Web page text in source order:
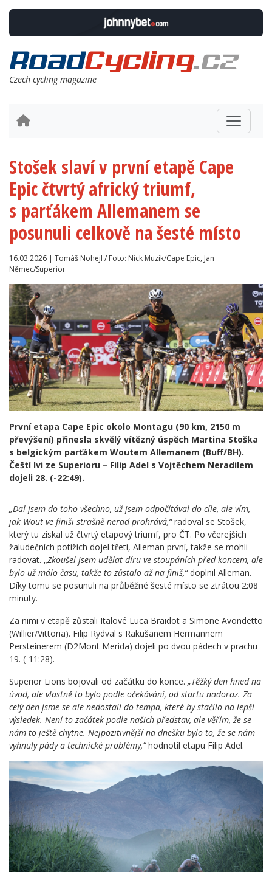
Czech cycling magazine
Stošek slaví v první etapě Cape
Epic čtvrtý africký triumf,
s parťákem Allemanem se
posunuli celkově na šesté místo
16.03.2026 | Tomáš Nohejl / Foto: Nick Muzik/Cape Epic, Jan
Němec/Superior
První etapa Cape Epic okolo Montagu (90 km, 2150 m
převýšení) přinesla skvělý vítězný úspěch Martina Stoška
s belgickým parťákem Woutem Allemanem (Buff/BH).
Čeští lvi ze Superioru – Filip Adel s Vojtěchem Neradilem
dojeli 28. (-22:49).
„Dal jsem do toho všechno, už jsem odpočítával do cíle, ale vím,
jak Wout ve finiši strašně nerad prohrává,“radoval se Stošek,
který tu získal už čtvrtý etapový triumf, pro ČT. Po včerejších
žaludečních potížích dojel třetí, Alleman první, takže se mohli
radovat. „Zkoušel jsem udělat díru ve stoupáních před koncem, ale
bylo už málo času, takže to zůstalo až na finiš,“doplnil Alleman.
Díky tomu se posunuli na průběžné šesté místo se ztrátou 2:08
minuty.
Za nimi v etapě zůstali Italové Luca Braidot a Simone Avondetto
(Willier/Vittoria). Filip Rydval s Rakušanem Hermannem
Persteinerem (D2Mont Merida) dojeli po dvou pádech v prachu
19. (-11:28).
Superior Lions bojovali od začátku do konce. „Těžký den hned na
úvod, ale vlastně to bylo podle očekávání, od startu nadoraz. Za
celý den jsme se ale nedostali do tempa, které by stačilo na lepší
výsledek. Není to začátek podle našich představ, ale věřím, že se
nám to ještě chytne. Nejpozitivnější na dnešku bylo to, že se nám
vyhnuly pády a technické problémy,“hodnotil etapu Filip Adel.